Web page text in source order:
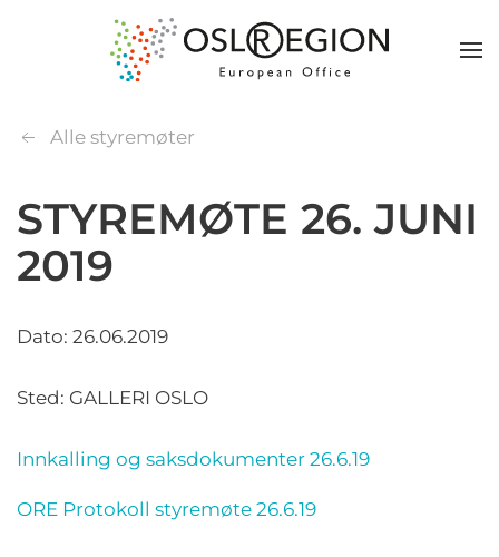
Alle styremøter
STYREMØTE 26. JUNI
2019
Dato: 26.06.2019
Sted: GALLERI OSLO
Innkalling og saksdokumenter 26.6.19
ORE Protokoll styremøte 26.6.19